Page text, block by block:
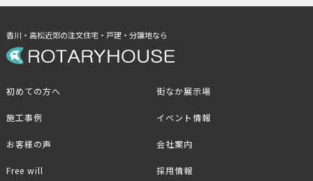
香川・高松近郊の注文住宅・戸建・分譲地なら
初めての方へ
施工事例
お客様の声
Free will
街なか展示場
イベント情報
会社案内
採用情報